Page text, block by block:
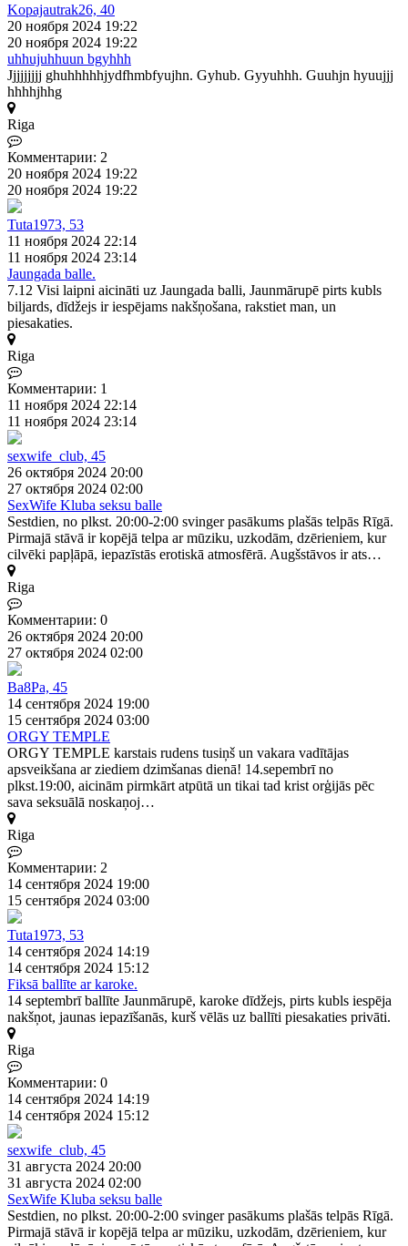
Kopajautrak26, 40
20 ноября 2024 19:22
20 ноября 2024 19:22
uhhujuhhuun bgyhhh
Jjjjjjjjj ghuhhhhhjydfhmbfyujhn. Gyhub. Gyyuhhh. Guuhjn hyuujjj
hhhhjhhg
Riga
Комментарии: 2
20 ноября 2024 19:22
20 ноября 2024 19:22
Tuta1973, 53
11 ноября 2024 22:14
11 ноября 2024 23:14
Jaungada balle.
7.12 Visi laipni aicināti uz Jaungada balli, Jaunmārupē pirts kubls
biljards, dīdžejs ir iespējams nakšņošana, rakstiet man, un
piesakaties.
Riga
Комментарии: 1
11 ноября 2024 22:14
11 ноября 2024 23:14
sexwife_club, 45
26 октября 2024 20:00
27 октября 2024 02:00
SexWife Kluba seksu balle
Sestdien, no plkst. 20:00-2:00 svinger pasākums plašās telpās Rīgā.
Pirmajā stāvā ir kopējā telpa ar mūziku, uzkodām, dzērieniem, kur
cilvēki papļāpā, iepazīstās erotiskā atmosfērā. Augšstāvos ir ats…
Riga
Комментарии: 0
26 октября 2024 20:00
27 октября 2024 02:00
Ba8Pa, 45
14 сентября 2024 19:00
15 сентября 2024 03:00
ORGY TEMPLE
ORGY TEMPLE karstais rudens tusiņš un vakara vadītājas
apsveikšana ar ziediem dzimšanas dienā! 14.sepembrī no
plkst.19:00, aicinām pirmkārt atpūtā un tikai tad krist orģijās pēc
sava seksuālā noskaņoj…
Riga
Комментарии: 2
14 сентября 2024 19:00
15 сентября 2024 03:00
Tuta1973, 53
14 сентября 2024 14:19
14 сентября 2024 15:12
Fiksā ballīte ar karoke.
14 septembrī ballīte Jaunmārupē, karoke dīdžejs, pirts kubls iespēja
nakšņot, jaunas iepazīšanās, kurš vēlās uz ballīti piesakaties privāti.
Riga
Комментарии: 0
14 сентября 2024 14:19
14 сентября 2024 15:12
sexwife_club, 45
31 августа 2024 20:00
31 августа 2024 02:00
SexWife Kluba seksu balle
Sestdien, no plkst. 20:00-2:00 svinger pasākums plašās telpās Rīgā.
Pirmajā stāvā ir kopējā telpa ar mūziku, uzkodām, dzērieniem, kur